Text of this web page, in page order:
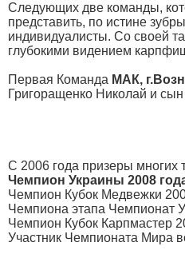
Следующих две команды,
представить, по истине
индивидуалисты. Со своей
глубокими видением
Первая Команда МАК,
Григоращенко Николай и сын
С 2006 года призеры многих
Чемпион Украины 2008
Чемпион Кубок Медвежки
Чемпиона этапа Чемпионат
Чемпион Кубок Карпмастер
Участник Чемпионата Мира